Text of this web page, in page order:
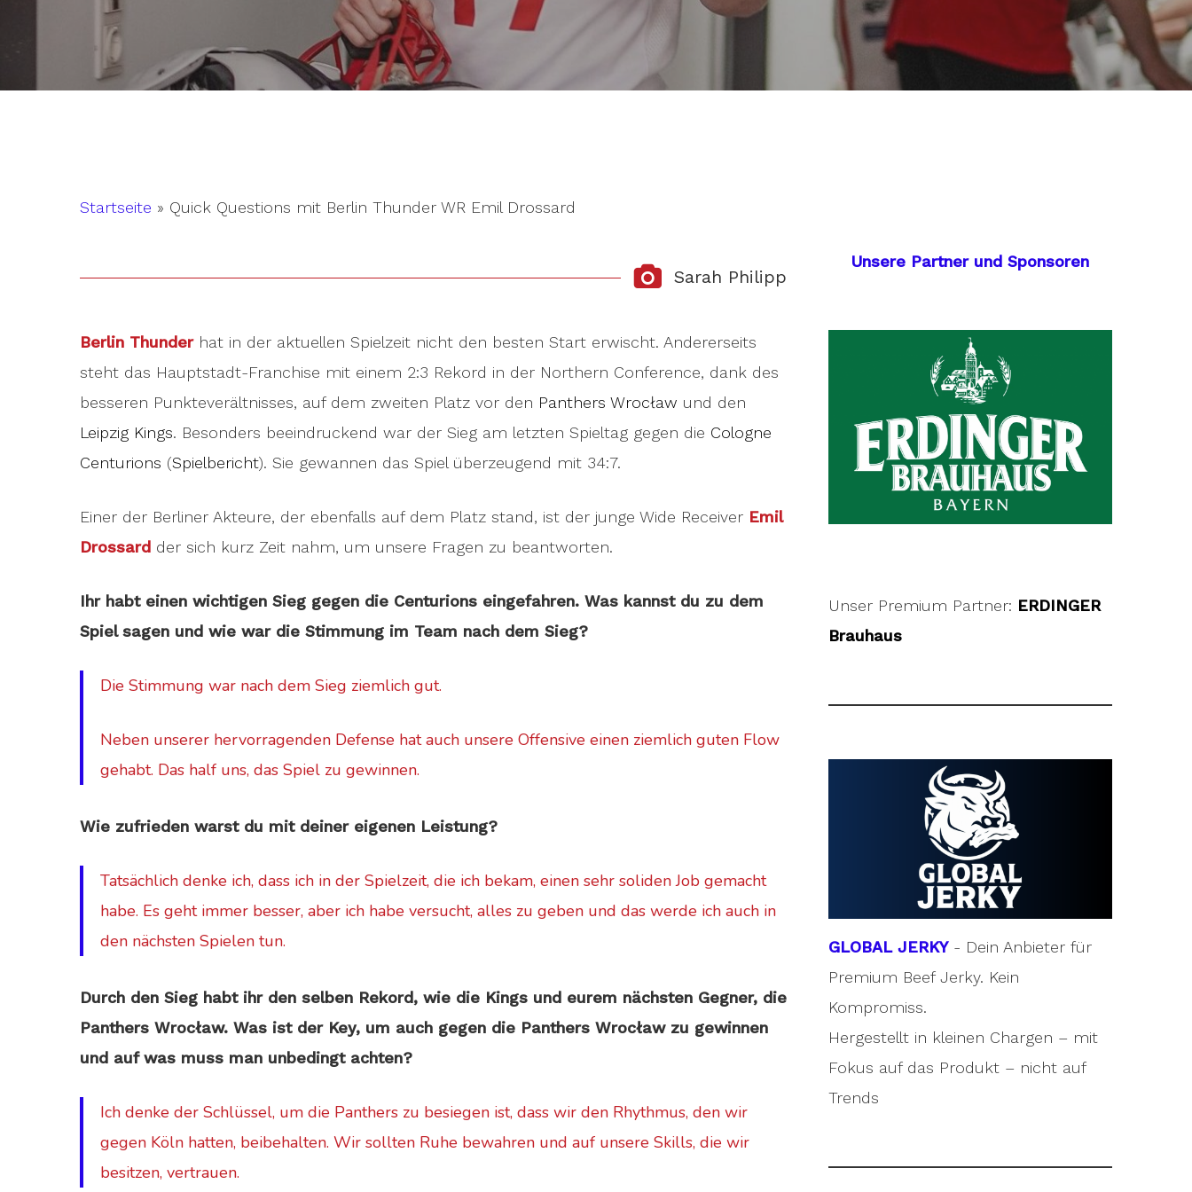
Hit enter to search or ESC to close
Startseite » Quick Questions mit Berlin Thunder WR Emil Drossard
Sarah Philipp
Berlin Thunderhat in der aktuellen Spielzeit nicht den besten Start erwischt. Andererseits
steht das Hauptstadt-Franchise mit einem 2:3 Rekord in der Northern Conference, dank des
besseren Punkteverältnisses, auf dem zweiten Platz vor den Panthers Wrocław und den
Leipzig Kings. Besonders beeindruckend war der Sieg am letzten Spieltag gegen die Cologne
Centurions (Spielbericht). Sie gewannen das Spiel überzeugend mit 34:7.
Einer der Berliner Akteure, der ebenfalls auf dem Platz stand, ist der junge Wide Receiver Emil
Drossard der sich kurz Zeit nahm, um unsere Fragen zu beantworten.
Ihr habt einen wichtigen Sieg gegen die Centurions eingefahren. Was kannst du zu dem
Spiel sagen und wie war die Stimmung im Team nach dem Sieg?
Die Stimmung war nach dem Sieg ziemlich gut.
Neben unserer hervorragenden Defense hat auch unsere Offensive einen ziemlich guten Flow
gehabt. Das half uns, das Spiel zu gewinnen.
Wie zufrieden warst du mit deiner eigenen Leistung?
Tatsächlich denke ich, dass ich in der Spielzeit, die ich bekam, einen sehr soliden Job gemacht
habe. Es geht immer besser, aber ich habe versucht, alles zu geben und das werde ich auch in
den nächsten Spielen tun.
Durch den Sieg habt ihr den selben Rekord, wie die Kings und eurem nächsten Gegner, die
Panthers Wrocław. Was ist der Key, um auch gegen die Panthers Wrocław zu gewinnen
und auf was muss man unbedingt achten?
Ich denke der Schlüssel, um die Panthers zu besiegen ist, dass wir den Rhythmus, den wir
gegen Köln hatten, beibehalten. Wir sollten Ruhe bewahren und auf unsere Skills, die wir
besitzen, vertrauen.
Unsere Partner und Sponsoren
Unser Premium Partner: ERDINGER
Brauhaus
GLOBAL JERKY- Dein Anbieter für
Premium Beef Jerky. Kein
Kompromiss.
Hergestellt in kleinen Chargen – mit
Fokus auf das Produkt – nicht auf
Trends